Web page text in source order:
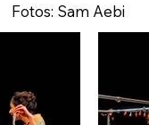
Fotos: Sam Aebi